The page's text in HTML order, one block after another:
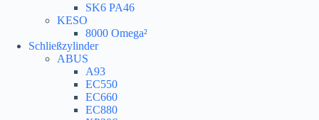
SK6 PA46
KESO
8000 Omega²
Schließzylinder
ABUS
A93
EC550
EC660
EC880